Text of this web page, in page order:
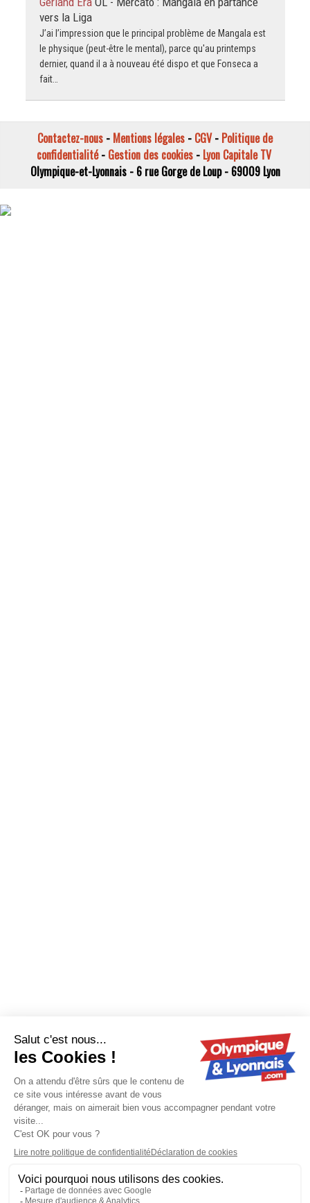
vers la Liga
J’ai l’impression que le principal problème de Mangala est
le physique (peut-être le mental), parce qu'au printemps
dernier, quand il a à nouveau été dispo et que Fonseca a
fait…
Contactez-nous - Mentions légales - CGV- Politique de
confidentialité- Gestion des cookies- Lyon Capitale TV
Olympique-et-Lyonnais - 6 rue Gorge de Loup - 69009 Lyon